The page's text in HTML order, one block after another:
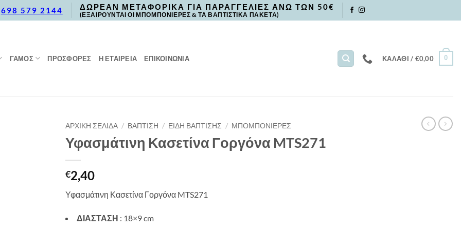
698 579 2144 ΔΩΡΕΑΝ ΜΕΤΑΦΟΡΙΚΑ ΓΙΑ ΠΑΡΑΓΓΕΛΙΕΣ ΑΝΩ ΤΩΝ 50€
(ΕΞΑΙΡΟΥΝΤΑΙ ΟΙ ΜΠΟΜΠΟΝΙΕΡΕΣ & ΤΑ ΒΑΠΤΙΣΤΙΚΑ ΠΑΚΕΤΑ)
ΓΑΜΟΣ ΠΡΟΣΦΟΡΈΣ Η ΕΤΑΙΡΕΙΑ ΕΠΙΚΟΙΝΩΝΙΑ ΚΑΛΆΘΙ / €0,00 0
ΑΡΧΙΚΉ ΣΕΛΊΔΑ / ΒΑΠΤΙΣΗ / ΕΙΔΗ ΒΑΠΤΙΣΗΣ / ΜΠΟΜΠΟΝΙΕΡΕΣ
Υφασμάτινη Κασετίνα Γοργόνα MTS271
€2,40
Υφασμάτινη Κασετίνα Γοργόνα MTS271
ΔΙΑΣΤΑΣΗ : 18×9 cm